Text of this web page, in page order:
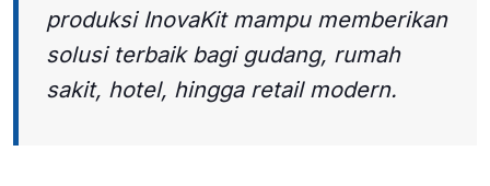
produksi InovaKit mampu memberikan
solusi terbaik bagi gudang, rumah
sakit, hotel, hingga retail modern.